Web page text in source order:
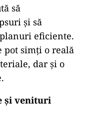
să
și să
eficiente.
pot simți o reală
dar și o
și venituri